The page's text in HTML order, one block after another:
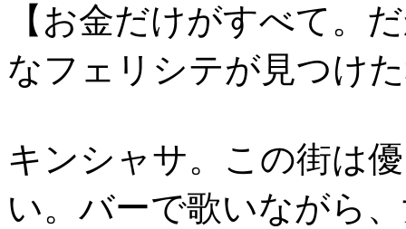
【お金だけがすべて。
なフェリシテが見つけ
キンシャサ。この街は
い。バーで歌いながら